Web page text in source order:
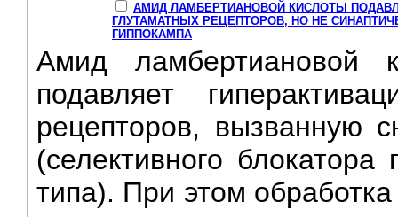
АМИД ЛАМБЕРТИАНОВОЙ КИСЛОТЫ
ГЛУТАМАТНЫХ РЕЦЕПТОРОВ, НО НЕ
ГИППОКАМПА
Амид ламбертиановой
подавляет
рецепторов, вызванную
(селективного
типа). При этом